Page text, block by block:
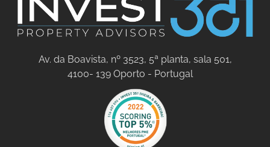
Av. da Boavista, nº 3523, 5ª planta, sala 501,
4100- 139 Oporto - Portugal